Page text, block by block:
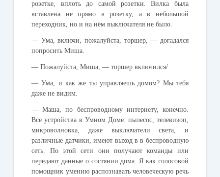
розетке
вплоть до самой розетки .Вилка
была
вставлена
не прямо в розетку, а в
небольшой
переходник ,но и на нём выключателя не было
— Ума,включи ,пожалуйста торшер, — догадался
попросить Миша
—Пожалуйста ,Миша , —торшер включился/
—Ума и как же ты управляешь домом? Мы тебя
даже не видим
—Маша ,по беспроводному интернету, конечно.
Все устройства в Умном Доме: пылесос, телевизоп
микроволновка
даже выключатели света
и
различные датчики ,имеют выход в в беспроводную
сеть
По этой сети они получают команды
или
передают данные о состянии дома Я как голосовой
помощник умению распознавать человеческую речь